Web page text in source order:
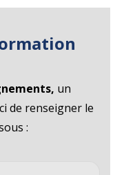
un
de renseigner le
: